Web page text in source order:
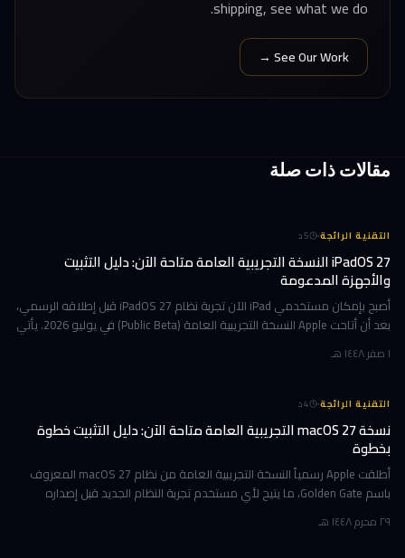
shipping, see what we do.
See Our Work →
مقالات ذات صلة
التقنية الرائجة·
5د
iPadOS 27 النسخة التجريبية العامة متاحة الآن: دليل التثبيت
والأجهزة المدعومة
أصبح بإمكان مستخدمي iPad الآن تجربة نظام iPadOS 27 قبل إطلاقه الرسمي،
بعد أن أتاحت Apple النسخة التجريبية العامة (Public Beta) في يوليو 2026. يأتي
١ صفر ١٤٤٨ هـ
التقنية الرائجة·
4د
نسخة macOS 27 التجريبية العامة متاحة الآن: دليل التثبيت خطوة
بخطوة
أطلقت Apple رسمياً النسخة التجريبية العامة من نظام macOS 27 المعروف
باسم Golden Gate، ما يتيح لأي مستخدم تجربة النظام الجديد قبل إصداره
٢٩ محرم ١٤٤٨ هـ